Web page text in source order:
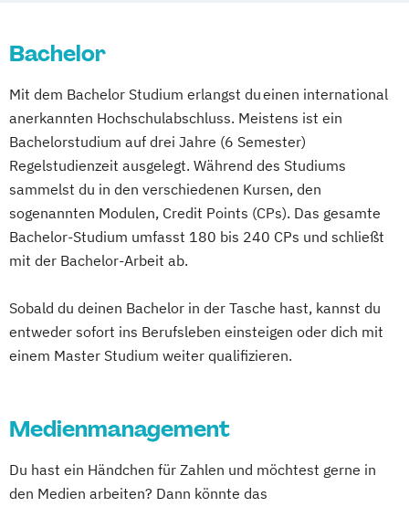
Bachelor
Mit dem Bachelor Studium erlangst du einen international
anerkannten Hochschulabschluss. Meistens ist ein
Bachelorstudium auf drei Jahre (6 Semester)
Regelstudienzeit ausgelegt. Während des Studiums
sammelst du in den verschiedenen Kursen, den
sogenannten Modulen, Credit Points (CPs). Das gesamte
Bachelor-Studium umfasst 180 bis 240 CPs und schließt
mit der Bachelor-Arbeit ab.
Sobald du deinen Bachelor in der Tasche hast, kannst du
entweder sofort ins Berufsleben einsteigen oder dich mit
einem Master Studium weiter qualifizieren.
Medienmanagement
Du hast ein Händchen für Zahlen und möchtest gerne in
den Medien arbeiten? Dann könnte das